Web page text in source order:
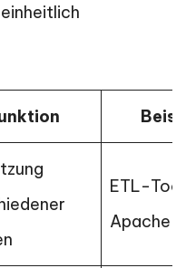
ETL-
Apache